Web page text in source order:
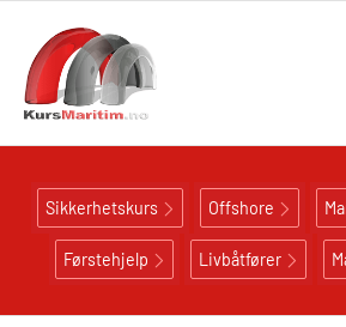
Sikkerhetskurs Offshore
Førstehjelp Livbåtfører